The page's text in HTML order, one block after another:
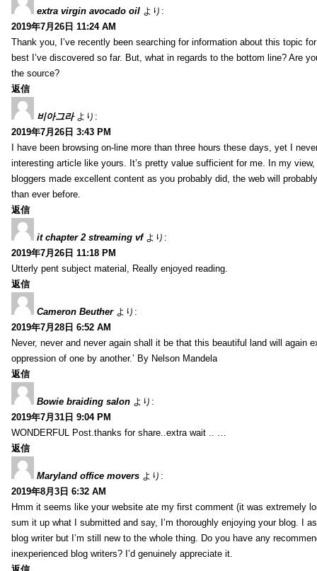
extra virgin avocado oil より:
2019年7月26日 11:24 AM
Thank you, I’ve recently been searching for information about this topic
best I’ve discovered so far. But, what in regards to the bottom line? Are
the source?
返信
비아그라 より:
2019年7月26日 3:43 PM
I have been browsing on-line more than three hours these days, yet I
interesting article like yours. It’s pretty value sufficient for me. In my
bloggers made excellent content as you probably did, the web will
than ever before.
返信
it chapter 2 streaming vf より:
2019年7月26日 11:18 PM
Utterly pent subject material, Really enjoyed reading.
返信
Cameron Beuther より:
2019年7月28日 6:52 AM
Never, never and never again shall it be that this beautiful land will again
oppression of one by another.’ By Nelson Mandela
返信
Bowie braiding salon より:
2019年7月31日 9:04 PM
WONDERFUL Post.thanks for share..extra wait .. …
返信
Maryland office movers より:
2019年8月3日 6:32 AM
Hmm it seems like your website ate my first comment (it was extremely
sum it up what I submitted and say, I’m thoroughly enjoying your blog. I
blog writer but I’m still new to the whole thing. Do you have any
inexperienced blog writers? I’d genuinely appreciate it.
返信